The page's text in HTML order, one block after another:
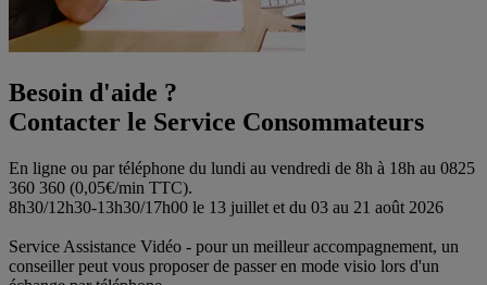
Besoin d'aide ?
Contacter le Service Consommateurs
En ligne ou par téléphone du lundi au vendredi de 8h à 18h au 0825
360 360 (0,05€/min TTC).
8h30/12h30-13h30/17h00 le 13 juillet et du 03 au 21 août 2026
Service Assistance Vidéo - pour un meilleur accompagnement, un
conseiller peut vous proposer de passer en mode visio lors d'un